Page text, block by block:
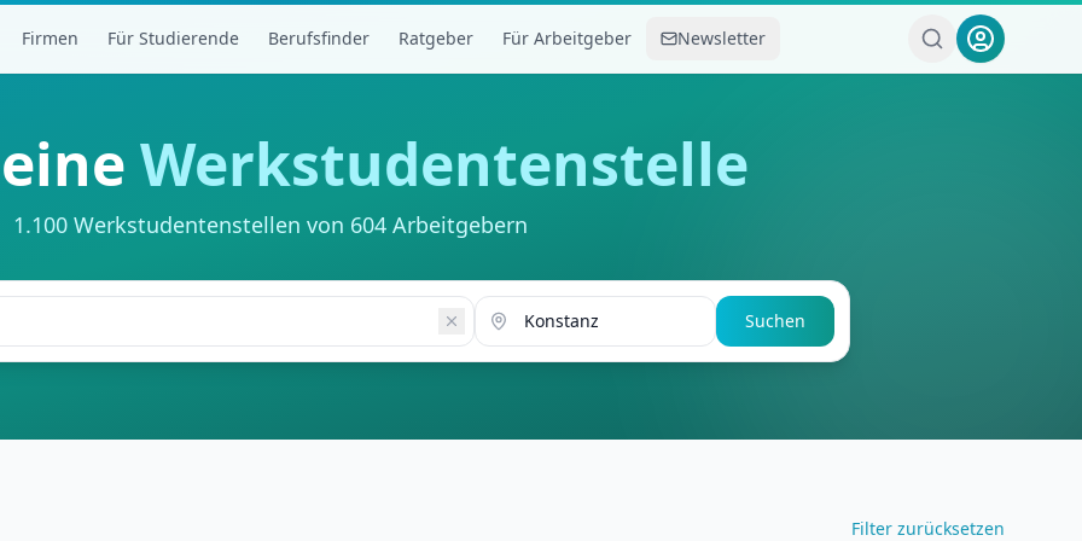
Firmen Für Studierende Berufsfinder Ratgeber Für Arbeitgeber Newsletter
Werkstudentenstelle
1.100 Werkstudentenstellen von 604 Arbeitgebern
Suchen
Filter zurücksetzen